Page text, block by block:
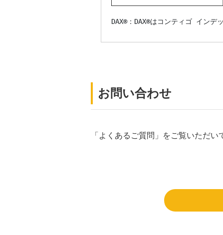
DAX®：DAX®はコンティゴ インデ
お問い合わせ
「よくあるご質問」をご覧いただ